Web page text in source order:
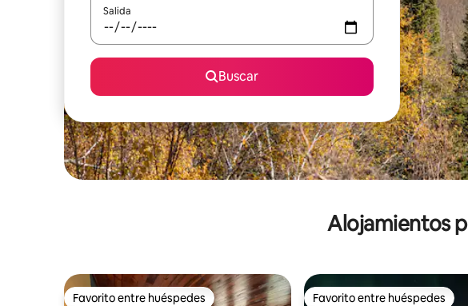
Salida
Buscar
Alojamientos
Favorito entre huéspedes Favorito entre huéspedes